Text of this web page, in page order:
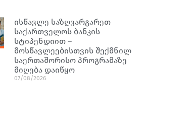
ისწავლე საზღვარგარეთ
საქართველოს ბანკის
სტიპენდიით –
მოსწავლეებისთვის შექმნილ
საერთაშორისო პროგრამაზე
მიღება დაიწყო
07/08/2026